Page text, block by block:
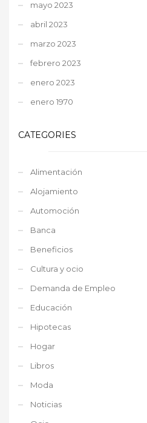
mayo 2023
abril 2023
marzo 2023
febrero 2023
enero 2023
enero 1970
CATEGORIES
Alimentación
Alojamiento
Automoción
Banca
Beneficios
Cultura y ocio
Demanda de Empleo
Educación
Hipotecas
Hogar
Libros
Moda
Noticias